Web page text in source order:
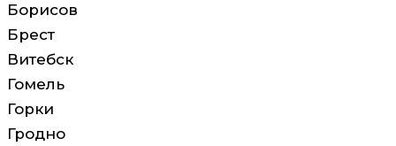
Борисов
Брест
Витебск
Гомель
Горки
Гродно